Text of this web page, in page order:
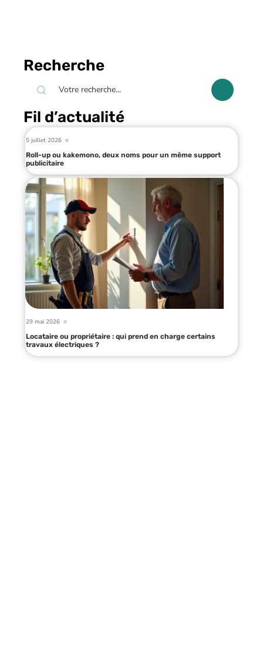
Recherche
Fil d’actualité
5 juillet 2026
Roll-up ou kakemono, deux noms pour un même support
publicitaire
29 mai 2026
Locataire ou propriétaire : qui prend en charge certains
travaux électriques ?